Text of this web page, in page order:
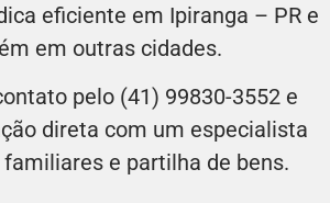
eficiente em Ipiranga – PR e
em outras cidades.
pelo (41) 99830-3552 e
direta com um especialista
e partilha de bens.